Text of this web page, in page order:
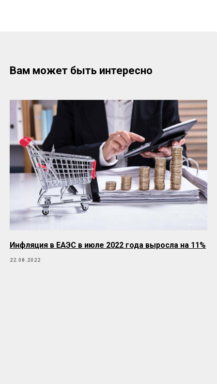
Вам может быть интересно
Инфляция в ЕАЭС в июле 2022 года выросла на 11%
22.08.2022